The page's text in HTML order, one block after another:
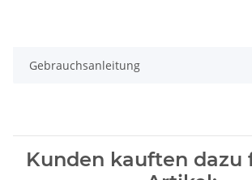
Gebrauchsanleitung
Kunden kauften dazu